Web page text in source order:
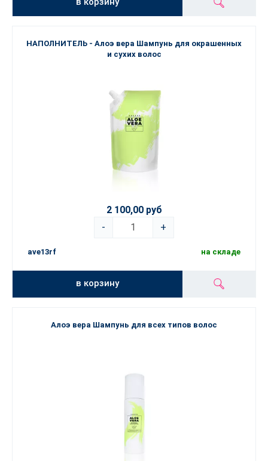
НАПОЛНИТЕЛЬ - Алоэ вера Шампунь для окрашенных
и сухих волос
2 100,00 руб
-
+
ave13rf на складе
в корзину
Алоэ вера Шампунь для всех типов волос